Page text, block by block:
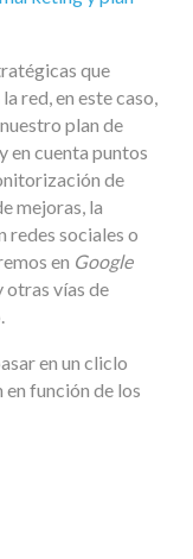
que
red, en este caso,
plan de
en cuenta puntos
de
mejoras, la
redes sociales o
en Google
otras vías de
en un cliclo
función de los